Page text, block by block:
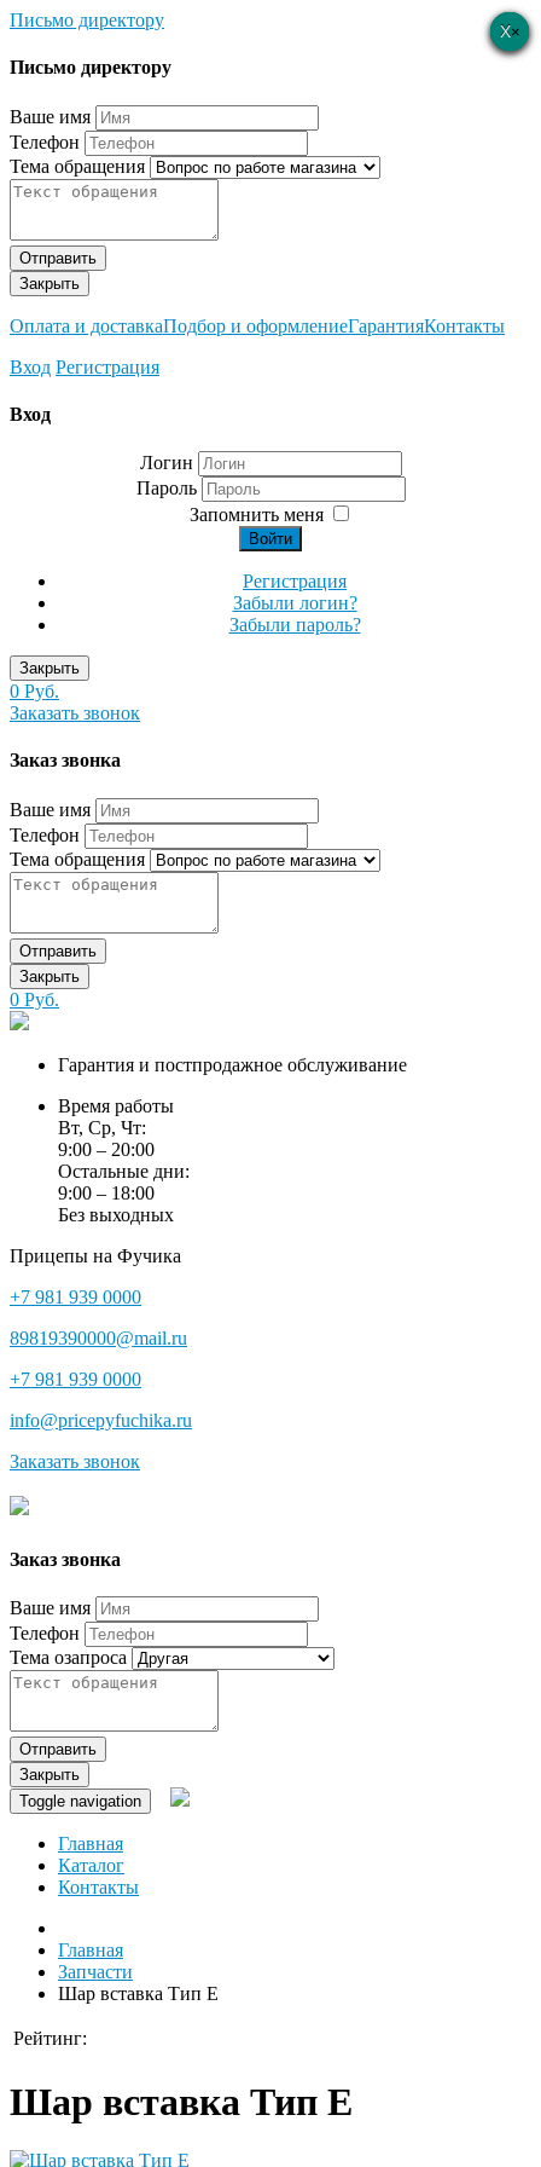
Письмо директору
×
Письмо директору
Ваше имя
Телефон
Тема обращения
Отправить
Закрыть
Оплата и доставкаПодбор и оформлениеГарантияКонтакты
Вход Регистрация
×
Вход
Логин
Пароль
Запомнить меня
Войти
Регистрация
Забыли логин?
Забыли пароль?
Закрыть
0 Руб.
Заказать звонок
×
Заказ звонка
Ваше имя
Телефон
Тема обращения
Отправить
Закрыть
0 Руб.
Гарантия и постпродажное обслуживание
Время работы
Вт, Ср, Чт:
9:00 – 20:00
Остальные дни:
9:00 – 18:00
Без выходных
Прицепы на Фучика
+7 981 939 0000
89819390000@mail.ru
+7 981 939 0000
info@pricepyfuchika.ru
Заказать звонок
×
Заказ звонка
Ваше имя
Телефон
Тема озапроса
Отправить
Закрыть
Toggle navigation
Главная
Каталог
Контакты
Главная
Запчасти
Шар вставка Тип Е
Рейтинг:
Шар вставка Тип Е
×